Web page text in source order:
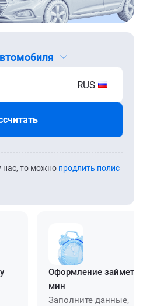
RUS
нас, то можно продлить полис
Оформление займет
мин
Заполните данные,